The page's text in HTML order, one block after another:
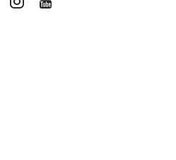
InstagramYoutube